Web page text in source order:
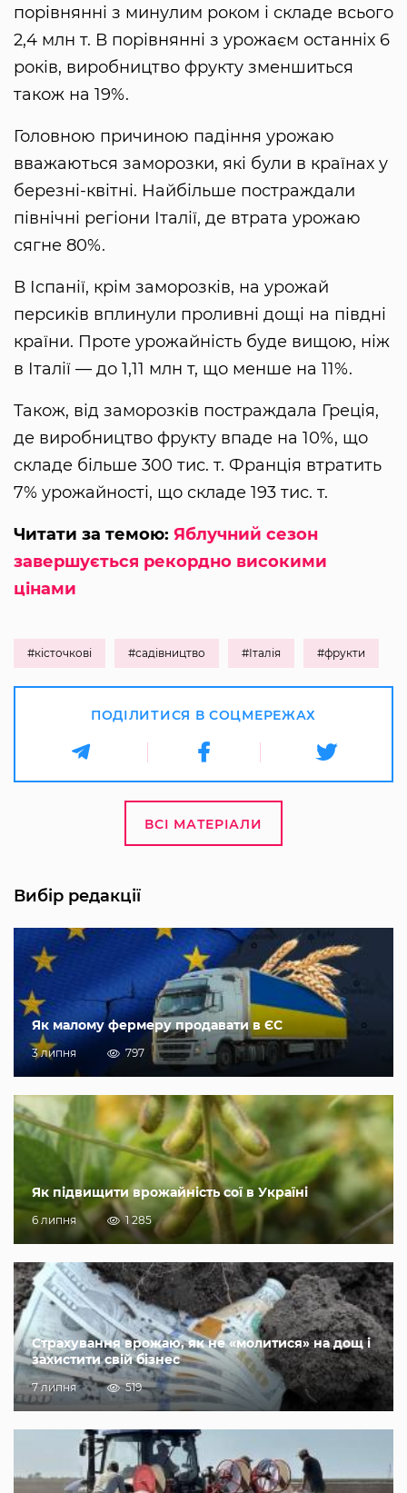
порівнянні з минулим роком і складе всього
2,4 млн т. В порівнянні з урожаєм останніх 6
років, виробництво фрукту зменшиться
також на 19%.
Головною причиною падіння урожаю
вважаються заморозки, які були в країнах у
березні-квітні. Найбільше постраждали
північні регіони Італії, де втрата урожаю
сягне 80%.
В Іспанії, крім заморозків, на урожай
персиків вплинули проливні дощі на півдні
країни. Проте урожайність буде вищою, ніж
в Італії — до 1,11 млн т, що менше на 11%.
Також, від заморозків постраждала Греція,
де виробництво фрукту впаде на 10%, що
складе більше 300 тис. т. Франція втратить
7% урожайності, що складе 193 тис. т.
Читати за темою: Яблучний сезон
завершується рекордно високими
цінами
#кісточкові #садівництво #Італія #фрукти
ПОДІЛИТИСЯ В СОЦМЕРЕЖАХ
ВСІ МАТЕРІАЛИ
Вибір редакції
Як малому фермеру продавати в ЄС
3 липня 797
Як підвищити врожайність сої в Україні
6 липня 1 285
Страхування врожаю, як не «молитися» на дощ і
захистити свій бізнес
7 липня 519